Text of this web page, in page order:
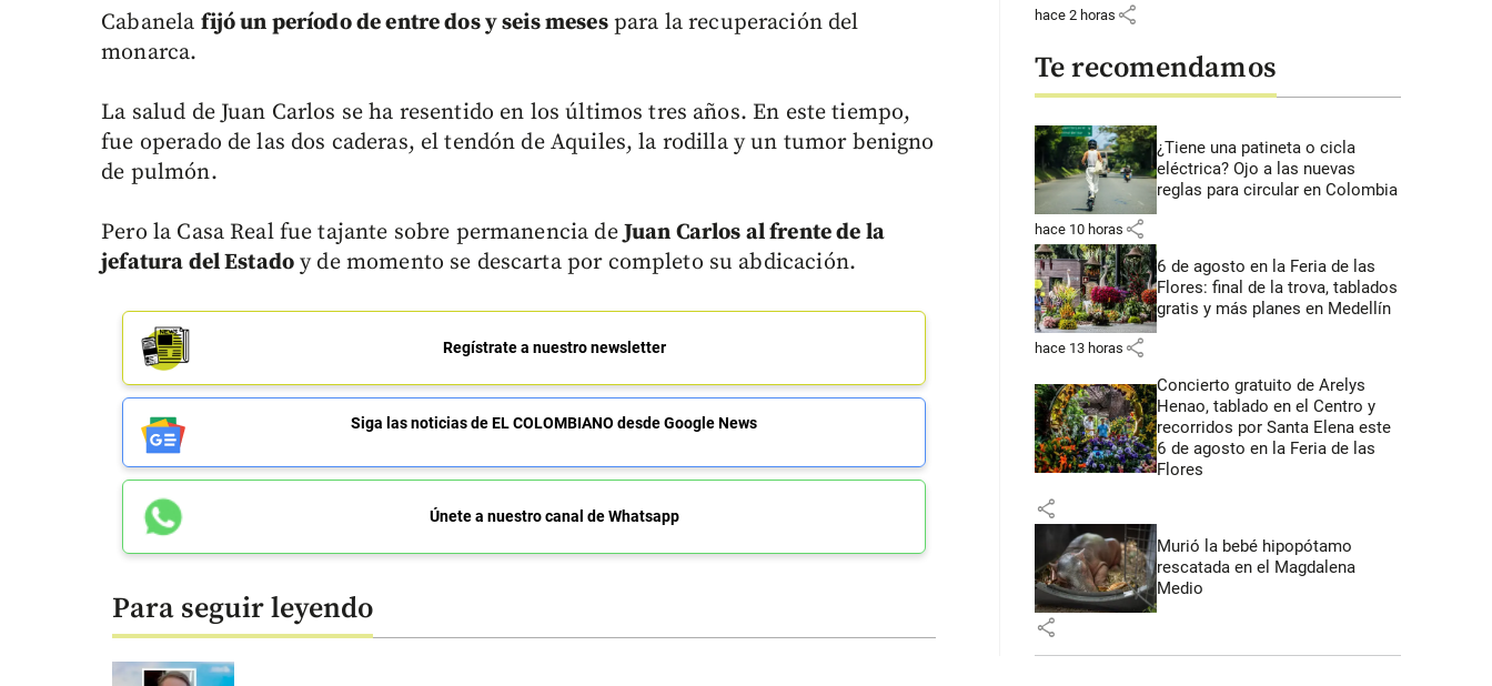
Cabanela fijó un período de entre dos y seis mesespara la recuperación del
monarca.
La salud de Juan Carlos se ha resentido en los últimos tres años. En este tiempo,
fue operado de las dos caderas, el tendón de Aquiles, la rodilla y un tumor benigno
de pulmón.
Pero la Casa Real fue tajante sobre permanencia deJuan Carlos al frente de la
jefatura del Estado y de momento se descarta por completo su abdicación.
Regístrate a nuestro newsletter
Siga las noticias de EL COLOMBIANO desde Google News
Únete a nuestro canal de Whatsapp
Para seguir leyendo
hace 2 horas share
Te recomendamos
¿Tiene una patineta o cicla
eléctrica? Ojo a las nuevas
reglas para circular en Colombia
hace 10 horas share
6 de agosto en la Feria de las
Flores: final de la trova, tablados
gratis y más planes en Medellín
hace 13 horas share
Concierto gratuito de Arelys
Henao, tablado en el Centro y
recorridos por Santa Elena este
6 de agosto en la Feria de las
Flores
share
Murió la bebé hipopótamo
rescatada en el Magdalena
Medio
share